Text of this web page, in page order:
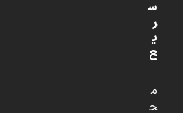
س
ر
ی
ع
م
ح